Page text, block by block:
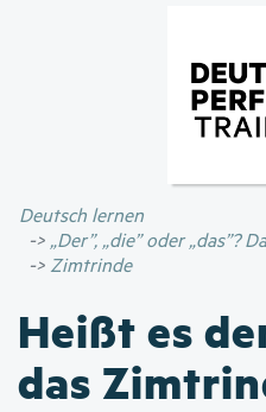
Deutsch lernen
„Der”, „die” oder „das”?
Zimtrinde
Heißt es
das